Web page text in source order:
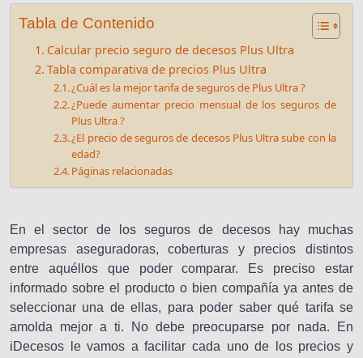
Tabla de Contenido
Calcular precio seguro de decesos Plus Ultra
Tabla comparativa de precios Plus Ultra
¿Cuál es la mejor tarifa de seguros de Plus Ultra ?
¿Puede aumentar precio mensual de los seguros de
Plus Ultra ?
¿El precio de seguros de decesos Plus Ultra sube con la
edad?
Páginas relacionadas
En el sector de los seguros de decesos hay muchas
empresas aseguradoras, coberturas y precios distintos
entre aquéllos que poder comparar. Es preciso estar
informado sobre el producto o bien compañía ya antes de
seleccionar una de ellas, para poder saber qué tarifa se
amolda mejor a ti. No debe preocuparse por nada. En
iDecesos le vamos a facilitar cada uno de los precios y